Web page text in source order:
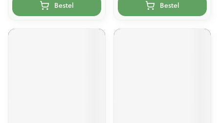
Bestel Bestel